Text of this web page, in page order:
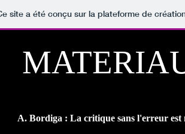
site a été conçu sur la plateforme de
A. Bordiga : La critique sans l'erreur